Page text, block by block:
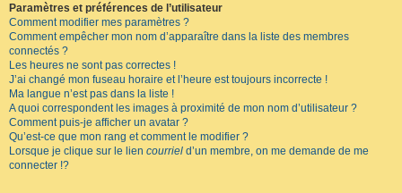
Paramètres et préférences de l’utilisateur
Comment modifier mes paramètres ?
Comment empêcher mon nom d’apparaître dans la liste des membres
connectés ?
Les heures ne sont pas correctes !
J’ai changé mon fuseau horaire et l’heure est toujours incorrecte !
Ma langue n’est pas dans la liste !
A quoi correspondent les images à proximité de mon nom d’utilisateur ?
Comment puis-je afficher un avatar ?
Qu’est-ce que mon rang et comment le modifier ?
Lorsque je clique sur le lien courriel d’un membre, on me demande de me
connecter !?